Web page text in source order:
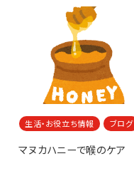
生活・お役立ち情報 ブログ
マヌカハニーで喉のケア